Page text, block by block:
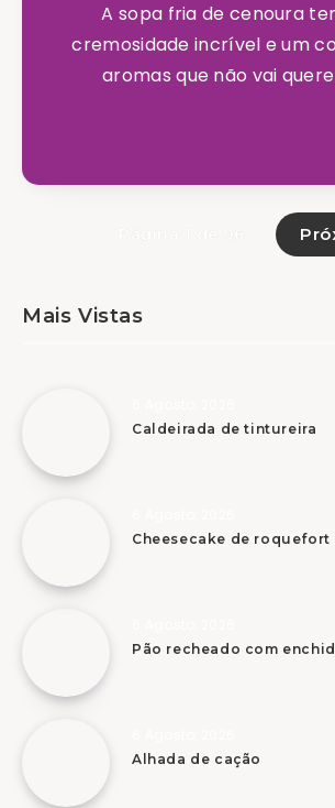
A sopa fria de cenoura
cremosidade incrível e um
aromas que não vai
Mais Vistas
Caldeirada de tintureira
Cheesecake de roquefort
Pão recheado com
Alhada de cação